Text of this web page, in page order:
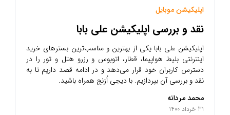
اپلیکیشن موبایل
نقد و بررسی اپلیکیشن علی بابا
اپلیکیشن علی بابا یکی از بهترین و مناسب‌ترین بسترهای خرید
اینترنتی بلیط هواپیما، قطار، اتوبوس و رزرو هتل و تور را در
دسترس کاربران خود قرار می‌دهد و در ادامه قصد داریم تا به
نقد و بررسی آن بپردازیم. با دیجی اُرَنج همراه باشید.
محمد مردانه
31 خرداد 1400